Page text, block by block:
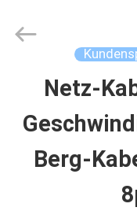
HAUSE
Technology
Netz-
Berg-